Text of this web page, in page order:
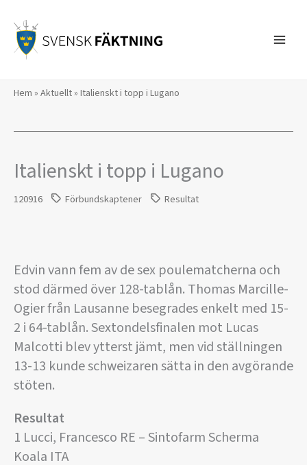
innehåll
Hem » Aktuellt» Italienskt i topp i Lugano
Italienskt i topp i Lugano
120916 Förbundskaptener Resultat
Edvin vann fem av de sex poulematcherna och
stod därmed över 128-tablån. Thomas Marcille-
Ogier från Lausanne besegrades enkelt med 15-
2 i 64-tablån. Sextondelsfinalen mot Lucas
Malcotti blev ytterst jämt, men vid ställningen
13-13 kunde schweizaren sätta in den avgörande
stöten.
Resultat
1 Lucci, Francesco RE – Sintofarm Scherma
Koala ITA